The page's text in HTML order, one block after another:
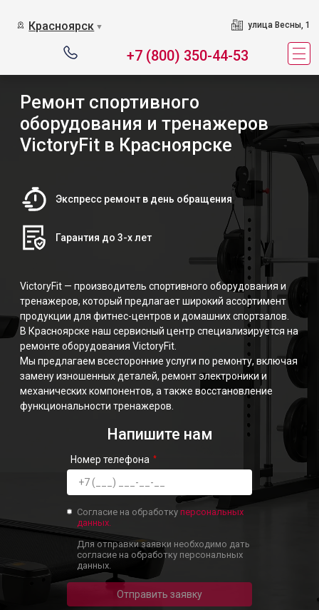
Красноярск ▼ улица Весны, 1
+7 (800) 350-44-53
Ремонт спортивного
оборудования и тренажеров
VictoryFit в Красноярске
Экспресс ремонт в день обращения
Гарантия до 3-х лет
VictoryFit — производитель спортивного оборудования и
тренажеров, который предлагает широкий ассортимент
продукции для фитнес-центров и домашних спортзалов.
В Красноярске наш сервисный центр специализируется на
ремонте оборудования VictoryFit.
Мы предлагаем всесторонние услуги по ремонту, включая
замену изношенных деталей, ремонт электроники и
механических компонентов, а также восстановление
функциональности тренажеров.
Напишите нам
Номер телефона
Согласие на обработку персональных
данных.
Для отправки заявки необходимо дать
согласие на обработку персональных
данных.
Отправить заявку